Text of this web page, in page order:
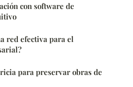
con software de
red efectiva para el
para preservar obras de